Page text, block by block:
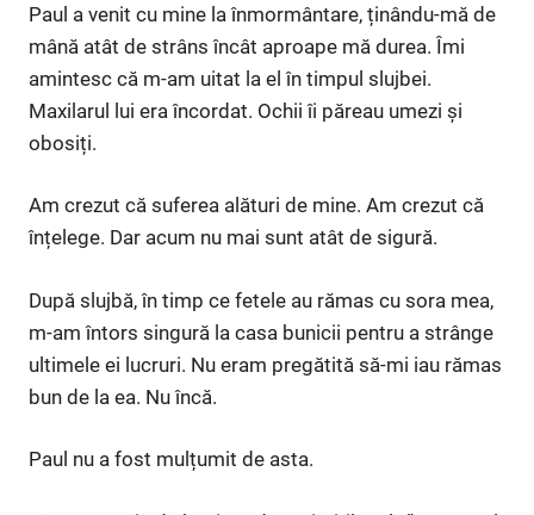
Paul a venit cu mine la înmormântare, ținându-mă de
mână atât de strâns încât aproape mă durea. Îmi
amintesc că m-am uitat la el în timpul slujbei.
Maxilarul lui era încordat. Ochii îi păreau umezi și
obosiți.
Am crezut că suferea alături de mine. Am crezut că
înțelege. Dar acum nu mai sunt atât de sigură.
După slujbă, în timp ce fetele au rămas cu sora mea,
m-am întors singură la casa bunicii pentru a strânge
ultimele ei lucruri. Nu eram pregătită să-mi iau rămas
bun de la ea. Nu încă.
Paul nu a fost mulțumit de asta.